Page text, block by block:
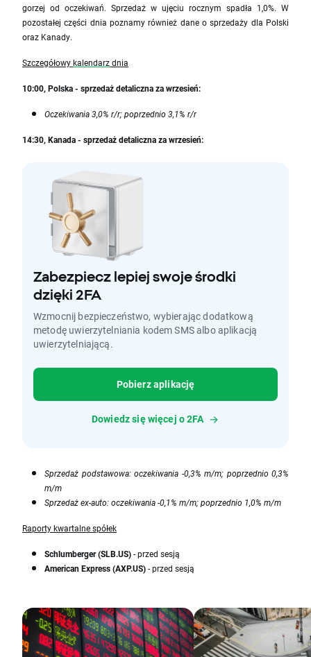
gorzej od oczekiwań. Sprzedaż w ujęciu rocznym spadła 1,0%. W
pozostałej części dnia poznamy również dane o sprzedaży dla Polski
oraz Kanady.
Szczegółowykalendarzdnia
10:00, Polska - sprzedaż detaliczna za wrzesień:
Oczekiwania 3,0% r/r; poprzednio 3,1% r/r
14:30, Kanada - sprzedaż detaliczna za wrzesień:
Zabezpiecz lepiej swoje środki
dzięki 2FA
Wzmocnij bezpieczeństwo, wybierając dodatkową
metodę uwierzytelniania kodem SMS albo aplikacją
uwierzytelniającą.
Pobierz aplikację
Dowiedz się więcej o 2FA
Sprzedaż podstawowa: oczekiwania -0,3% m/m; poprzednio 0,3%
m/m
Sprzedaż ex-auto: oczekiwania -0,1% m/m; poprzednio 1,0% m/m
Raporty kwartalne spółek
Schlumberger (SLB.US)- przed sesją
American Express (AXP.US)- przed sesją